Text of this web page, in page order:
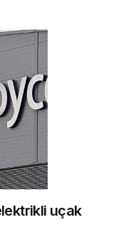
için
adresim bu
uçak